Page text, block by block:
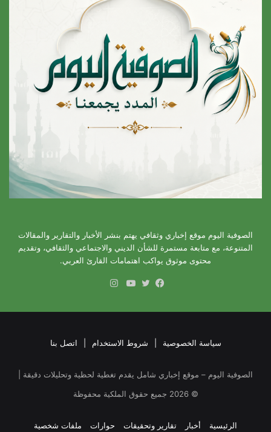
الصوفية اليوم موقع إخباري وثقافي يهتم بنشر الأخبار والتقارير والمقالات
المتنوعة، مع متابعة مستمرة للشأن الديني والاجتماعي والثقافي، وتقديم
محتوى موثوق يواكب اهتمامات القارئ العربي.
سياسة الخصوصية شروط الاستخدام اتصل بنا
الصوفية اليوم – موقع إخباري شامل يقدم تغطية لحظية وتحليلات دقيقة |
©
2026 جميع حقوق الملكية محفوظة
الرئيسية أخبار تقارير وتحقيقات حوارات ملفات شخصية